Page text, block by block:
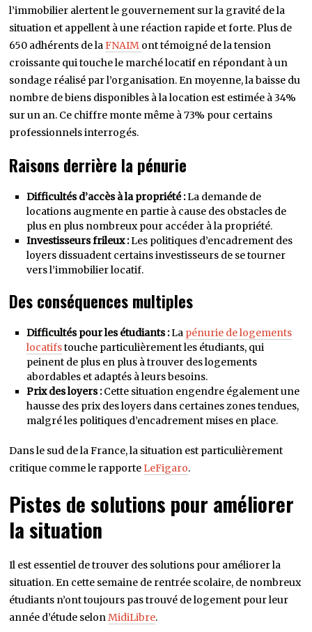
l’immobilier alertent le gouvernement sur la gravité de la
situation et appellent à une réaction rapide et forte. Plus de
650 adhérents de laFNAIM ont témoigné de la tension
croissante qui touche le marché locatif en répondant à un
sondage réalisé par l’organisation. En moyenne, la baisse du
nombre de biens disponibles à la location est estimée à 34%
sur un an. Ce chiffre monte même à 73% pour certains
professionnels interrogés.
Raisons derrière la pénurie
Difficultés d’accès à la propriété :La demande de
locations augmente en partie à cause des obstacles de
plus en plus nombreux pour accéder à la propriété.
Investisseurs frileux :Les politiques d’encadrement des
loyers dissuadent certains investisseurs de se tourner
vers l’immobilier locatif.
Des conséquences multiples
Difficultés pour les étudiants :La pénurie de logements
locatifstouche particulièrement les étudiants, qui
peinent de plus en plus à trouver des logements
abordables et adaptés à leurs besoins.
Prix des loyers :Cette situation engendre également une
hausse des prix des loyers dans certaines zones tendues,
malgré les politiques d’encadrement mises en place.
Dans le sud de la France, la situation est particulièrement
critique comme le rapporte LeFigaro.
Pistes de solutions pour améliorer
la situation
Il est essentiel de trouver des solutions pour améliorer la
situation. En cette semaine de rentrée scolaire, de nombreux
étudiants n’ont toujours pas trouvé de logement pour leur
année d’étude selonMidiLibre.